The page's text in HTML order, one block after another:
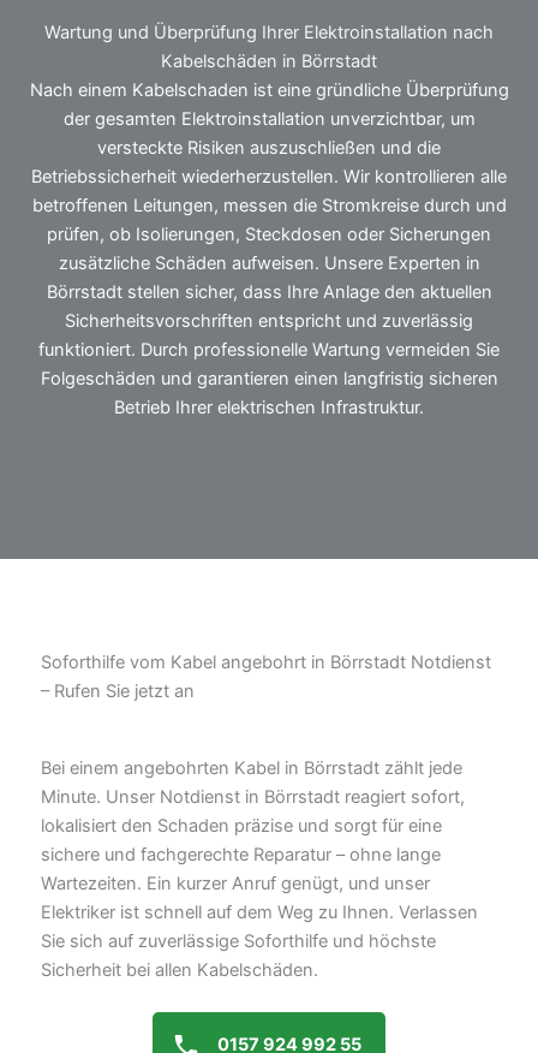
Wartung und Überprüfung Ihrer Elektroinstallation nach
Kabelschäden in Börrstadt
Nach einem Kabelschaden ist eine gründliche Überprüfung
der gesamten Elektroinstallation unverzichtbar, um
versteckte Risiken auszuschließen und die
Betriebssicherheit wiederherzustellen. Wir kontrollieren alle
betroffenen Leitungen, messen die Stromkreise durch und
prüfen, ob Isolierungen, Steckdosen oder Sicherungen
zusätzliche Schäden aufweisen. Unsere Experten in
Börrstadt stellen sicher, dass Ihre Anlage den aktuellen
Sicherheitsvorschriften entspricht und zuverlässig
funktioniert. Durch professionelle Wartung vermeiden Sie
Folgeschäden und garantieren einen langfristig sicheren
Betrieb Ihrer elektrischen Infrastruktur.
Soforthilfe vom Kabel angebohrt in Börrstadt Notdienst
– Rufen Sie jetzt an
Bei einem angebohrten Kabel in Börrstadt zählt jede
Minute. Unser Notdienst in Börrstadt reagiert sofort,
lokalisiert den Schaden präzise und sorgt für eine
sichere und fachgerechte Reparatur – ohne lange
Wartezeiten. Ein kurzer Anruf genügt, und unser
Elektriker ist schnell auf dem Weg zu Ihnen. Verlassen
Sie sich auf zuverlässige Soforthilfe und höchste
Sicherheit bei allen Kabelschäden.
0157 924 992 55